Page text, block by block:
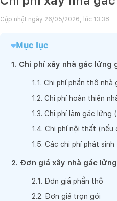
Cập nhật ngày 26/05/2026, lúc 13:38
Mục lục
1. Chi phí xây nhà gác lửng
1 .1 . Chi phí phần thô nhà
1 .2. Chi phí hoàn thiện
1 .3. Chi phí làm gác lửng
1 .4. Chi phí nội thất (nếu
1 .5. Các chi phí phát sinh
2. Đơn giá xây nhà gác
2.1 . Đơn giá phần thô
2.2. Đơn giá trọn gói